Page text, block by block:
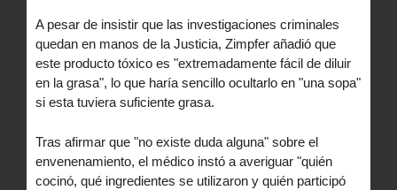
A pesar de insistir que las investigaciones criminales
quedan en manos de la Justicia, Zimpfer añadió que
este producto tóxico es "extremadamente fácil de diluir
en la grasa", lo que haría sencillo ocultarlo en "una sopa"
si esta tuviera suficiente grasa.
Tras afirmar que "no existe duda alguna" sobre el
envenenamiento, el médico instó a averiguar "quién
cocinó, qué ingredientes se utilizaron y quién participó